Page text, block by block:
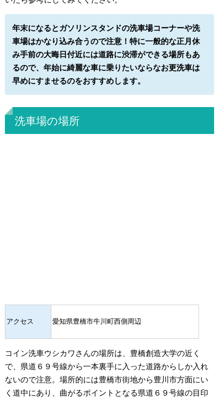
年末になるとガソリンスタンドの洗車場コーナーや洗
車場はかなり込み合うので注意！特に一般的な正月休
み手前の大晦日付近には道路に渋滞ができる場所もあ
るので、年始に綺麗な車に乗りたいならなお更洗車は
早めにすませるのをおすすめします。
洗車場の場所
アクセス 愛知県豊橋市牛川町西側周辺
コイン洗車ウシカワさんの場所は、豊橋創造大学の近く
で、県道６９号線から一本裏手に入った道路からしか入れ
ないので注意。場所的には豊橋市街地から豊川市方面にい
く道中にあり、曲がるポイントとなる県道６９号線の目印